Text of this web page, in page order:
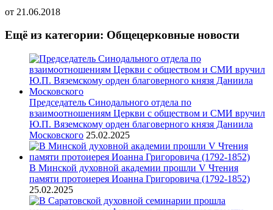
от 21.06.2018
Ещё из категории: Общецерковные новости
Председатель Синодального отдела по
взаимоотношениям Церкви с обществом и СМИ вручил
Ю.П. Вяземскому орден благоверного князя Даниила
Московского 25.02.2025
В Минской духовной академии прошли V Чтения
памяти протоиерея Иоанна Григоровича (1792-1852)
25.02.2025